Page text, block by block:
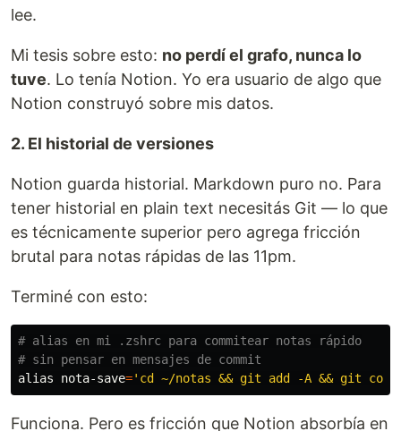
lee.
Mi tesis sobre esto: no perdí el grafo, nunca lo
tuve. Lo tenía Notion. Yo era usuario de algo que
Notion construyó sobre mis datos.
2. El historial de versiones
Notion guarda historial. Markdown puro no. Para
tener historial en plain text necesitás Git — lo que
es técnicamente superior pero agrega fricción
brutal para notas rápidas de las 11pm.
Terminé con esto:
# alias en mi .zshrc para commitear notas rápido
# sin pensar en mensajes de commit
alias nota-save='cd ~/notas && git add -A && git
Funciona. Pero es fricción que Notion absorbía en